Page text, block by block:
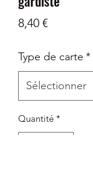
8,40 €Prix
Type de carte *
Quantité *